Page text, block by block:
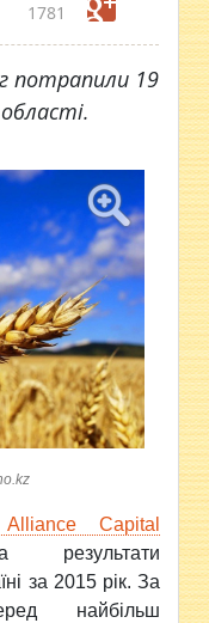
1781
потрапили 19
Alliance Capital
результати
за 2015 рік. За
найбільш